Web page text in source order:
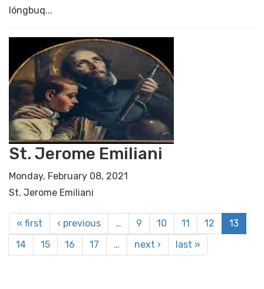
lóngbuq...
St. Jerome Emiliani
Monday, February 08, 2021
St. Jerome Emiliani
« first ‹ previous … 9 10 11 12
13
14
15 16 17 … next › last »